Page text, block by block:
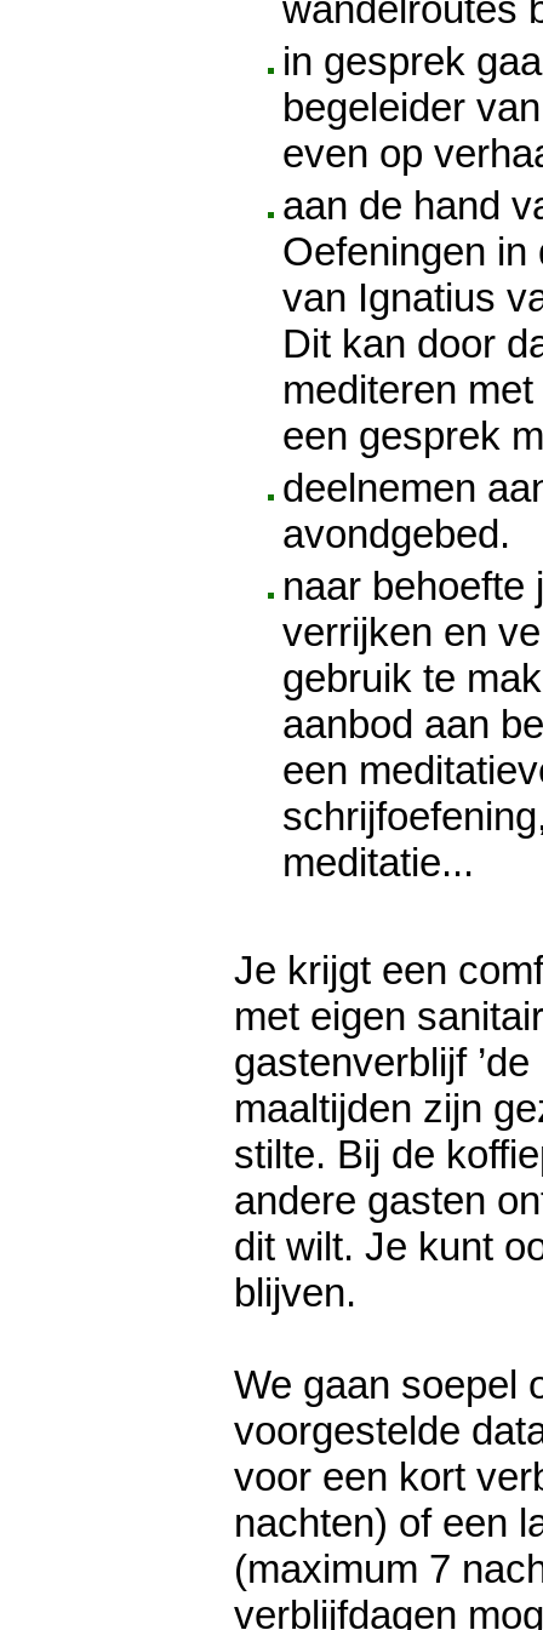
in gesprek
begeleider
even op
aan de hand
Oefeningen in
van Ignatius
Dit kan door
mediteren
een gesprek
deelnemen
avondgebed.
naar behoefte
verrijken en
gebruik te
aanbod aan
een
meditatie...
Je krijgt een
met eigen
gastenverblijf ’de
maaltijden zijn
stilte. Bij de
andere gasten
dit wilt. Je kunt
blijven.
​We gaan soepel
voorgestelde
voor een kort
nachten) of een
(maximum 7
verblijfdagen